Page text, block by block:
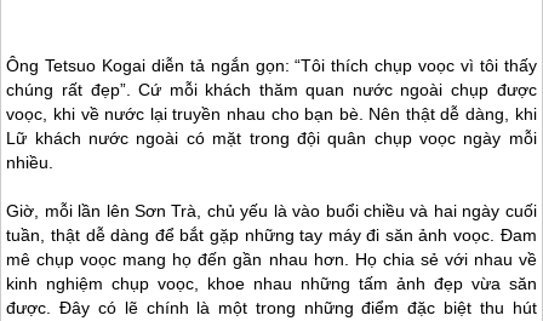
Ông Tetsuo Kogai diễn tả ngắn gọn: “Tôi thích chụp voọc vì tôi thấy
chúng rất đẹp”. Cứ mỗi khách thăm quan nước ngoài chụp được
voọc, khi về nước lại truyền nhau cho bạn bè. Nên thật dễ dàng, khi
Lữ khách nước ngoài có mặt trong đội quân chụp voọc ngày mỗi
nhiều.
Giờ, mỗi lần lên Sơn Trà, chủ yếu là vào buổi chiều và hai ngày cuối
tuần, thật dễ dàng để bắt gặp những tay máy đi săn ảnh voọc. Đam
mê chụp voọc mang họ đến gần nhau hơn. Họ chia sẻ với nhau về
kinh nghiệm chụp voọc, khoe nhau những tấm ảnh đẹp vừa săn
được. Đây có lẽ chính là một trong những điểm đặc biệt thu hút